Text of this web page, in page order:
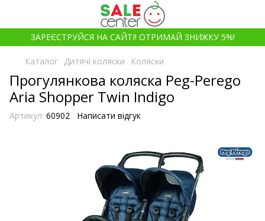
ЗАРЕЄСТРУЙСЯ НА САЙТІ! ОТРИМАЙ ЗНИЖКУ 5%!
Каталог Дитячі коляски Коляски
Прогулянкова коляска Peg-Perego
Aria Shopper Twin Indigo
Артикул: 60902 Написати відгук